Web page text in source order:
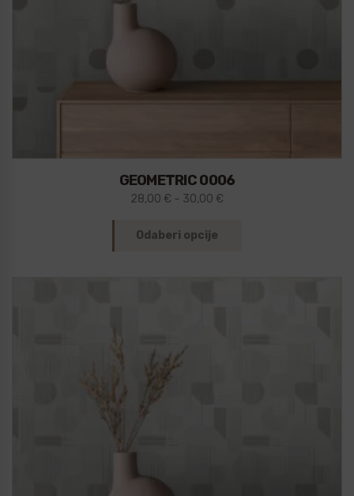
GEOMETRIC 0006
28,00 € – 30,00 €
Odaberi opcije